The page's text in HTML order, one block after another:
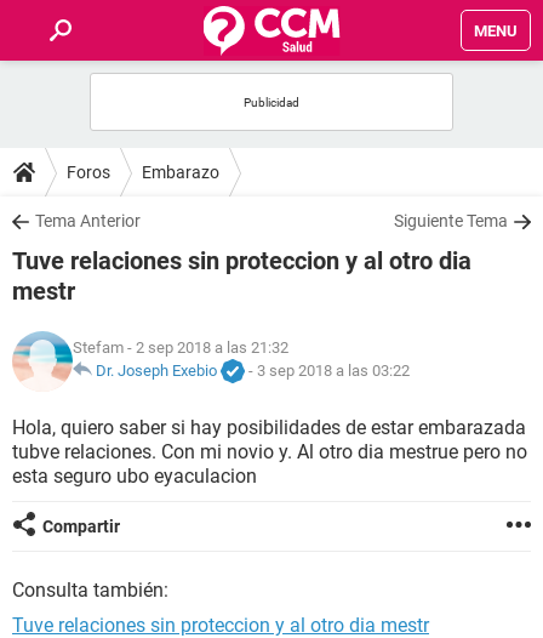
MENU
FOROS
SALUD
FAMILIA
NUTRICIÓN
SEXUALIDAD
GLOSARIO
Foros Embarazo
Tema Anterior Siguiente Tema
Tuve relaciones sin proteccion y al otro dia
mestr
Stefam - 2 sep 2018 a las 21:32
Dr. Joseph Exebio
- 3 sep 2018 a las 03:22
Hola, quiero saber si hay posibilidades de estar embarazada
tubve relaciones. Con mi novio y. Al otro dia mestrue pero no
esta seguro ubo eyaculacion
Compartir
Consulta también:
Tuve relaciones sin proteccion y al otro dia mestr